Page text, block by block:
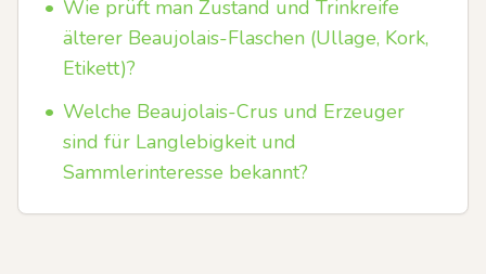
• Wie prüft man Zustand und Trinkreife
älterer Beaujolais-Flaschen (Ullage, Kork,
Etikett)?
• Welche Beaujolais-Crus und Erzeuger
sind für Langlebigkeit und
Sammlerinteresse bekannt?